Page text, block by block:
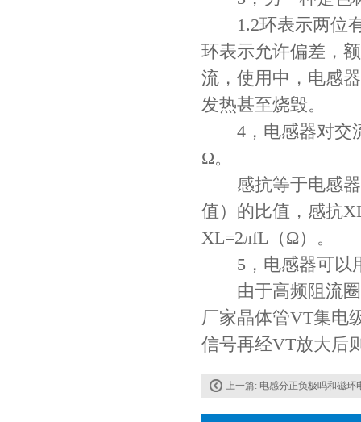
1.2环表示两位有
环表示允许偏差，
流，使用中，电感
发热甚至烧毁。
4，电感器对交流
Ω。
感抗等于电感器
值）的比值，感抗
XL=2лfL（Ω）。
5，电感器可以
由于高频阻流圈L
厂家晶体管VT集电
信号再经VT放大后
上一篇: 电感分正负极吗和磁环